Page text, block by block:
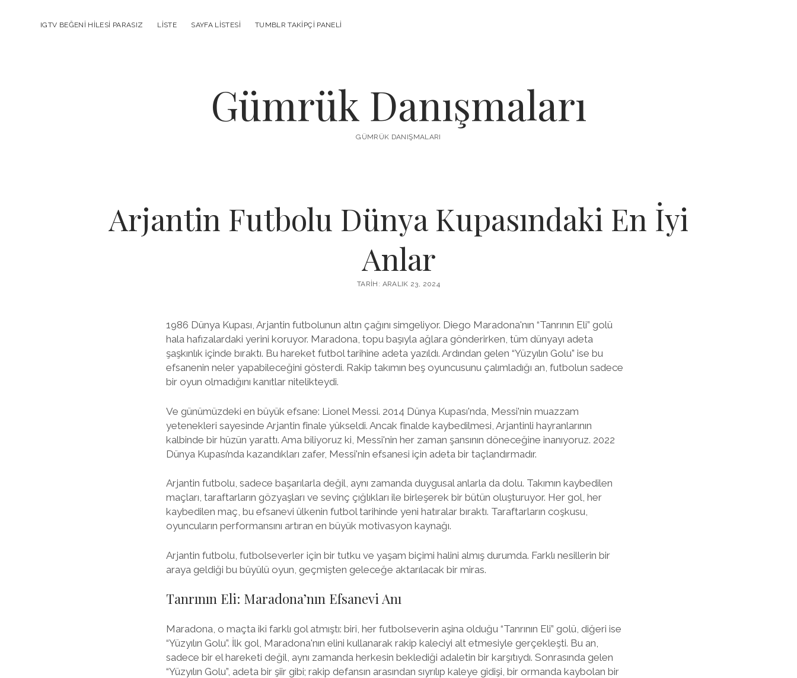
IGTV BEĞENI HILESI PARASIZ LISTE SAYFA LISTESI TUMBLR TAKIPÇI PANELI
Gümrük Danışmaları
GÜMRÜK DANIŞMALARI
Arjantin Futbolu Dünya Kupasındaki En İyi
Anlar
TARIH: ARALIK 23, 2024
1986 Dünya Kupası, Arjantin futbolunun altın çağını simgeliyor. Diego Maradona'nın “Tanrının Eli” golü
hala hafızalardaki yerini koruyor. Maradona, topu başıyla ağlara gönderirken, tüm dünyayı adeta
şaşkınlık içinde bıraktı. Bu hareket futbol tarihine adeta yazıldı. Ardından gelen “Yüzyılın Golu” ise bu
efsanenin neler yapabileceğini gösterdi. Rakip takımın beş oyuncusunu çalımladığı an, futbolun sadece
bir oyun olmadığını kanıtlar nitelikteydi.
Ve günümüzdeki en büyük efsane: Lionel Messi. 2014 Dünya Kupası'nda, Messi'nin muazzam
yetenekleri sayesinde Arjantin finale yükseldi. Ancak finalde kaybedilmesi, Arjantinli hayranlarının
kalbinde bir hüzün yarattı. Ama biliyoruz ki, Messi'nin her zaman şansının döneceğine inanıyoruz. 2022
Dünya Kupası’nda kazandıkları zafer, Messi'nin efsanesi için adeta bir taçlandırmadır.
Arjantin futbolu, sadece başarılarla değil, aynı zamanda duygusal anlarla da dolu. Takımın kaybedilen
maçları, taraftarların gözyaşları ve sevinç çığlıkları ile birleşerek bir bütün oluşturuyor. Her gol, her
kaybedilen maç, bu efsanevi ülkenin futbol tarihinde yeni hatıralar bıraktı. Taraftarların coşkusu,
oyuncuların performansını artıran en büyük motivasyon kaynağı.
Arjantin futbolu, futbolseverler için bir tutku ve yaşam biçimi halini almış durumda. Farklı nesillerin bir
araya geldiği bu büyülü oyun, geçmişten geleceğe aktarılacak bir miras.
Tanrının Eli: Maradona’nın Efsanevi Anı
Maradona, o maçta iki farklı gol atmıştı: biri, her futbolseverin aşina olduğu “Tanrının Eli” golü, diğeri ise
“Yüzyılın Golu”. İlk gol, Maradona'nın elini kullanarak rakip kaleciyi alt etmesiyle gerçekleşti. Bu an,
sadece bir el hareketi değil, aynı zamanda herkesin beklediği adaletin bir karşıtıydı. Sonrasında gelen
“Yüzyılın Golu”, adeta bir şiir gibi; rakip defansın arasından sıyrılıp kaleye gidişi, bir ormanda kaybolan bir